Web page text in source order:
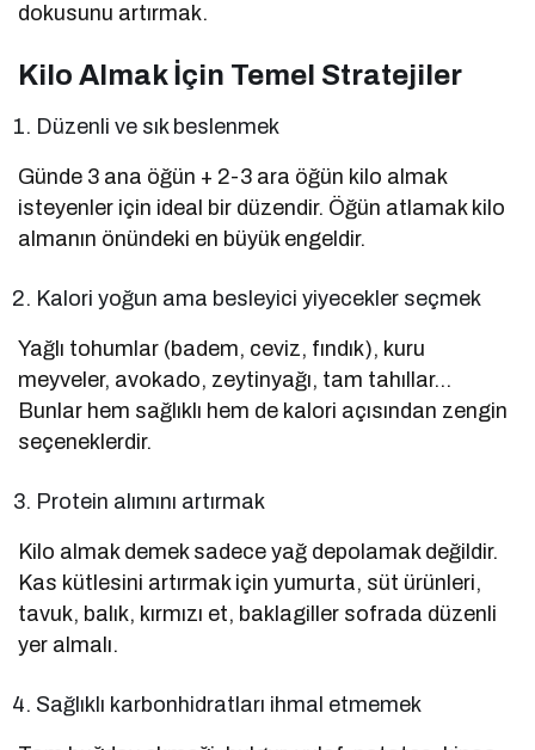
dokusunu artırmak.
Kilo Almak İçin Temel Stratejiler
Düzenli ve sık beslenmek
Günde 3 ana öğün + 2-3 ara öğün kilo almak
isteyenler için ideal bir düzendir. Öğün atlamak kilo
almanın önündeki en büyük engeldir.
Kalori yoğun ama besleyici yiyecekler seçmek
Yağlı tohumlar (badem, ceviz, fındık), kuru
meyveler, avokado, zeytinyağı, tam tahıllar…
Bunlar hem sağlıklı hem de kalori açısından zengin
seçeneklerdir.
Protein alımını artırmak
Kilo almak demek sadece yağ depolamak değildir.
Kas kütlesini artırmak için yumurta, süt ürünleri,
tavuk, balık, kırmızı et, baklagiller sofrada düzenli
yer almalı.
Sağlıklı karbonhidratları ihmal etmemek